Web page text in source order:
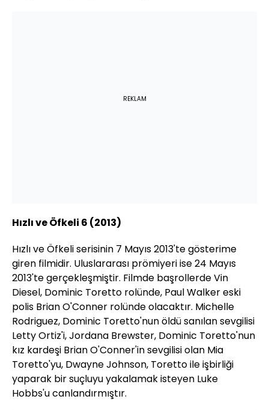
REKLAM
Hızlı ve Öfkeli 6 (2013)
Hızlı ve Öfkeli serisinin 7 Mayıs 2013'te gösterime
giren filmidir. Uluslararası prömiyeri ise 24 Mayıs
2013'te gerçekleşmiştir. Filmde başrollerde Vin
Diesel, Dominic Toretto rolünde, Paul Walker eski
polis Brian O'Conner rolünde olacaktır. Michelle
Rodriguez, Dominic Toretto'nun öldü sanılan sevgilisi
Letty Ortiz'i, Jordana Brewster, Dominic Toretto'nun
kız kardeşi Brian O'Conner'in sevgilisi olan Mia
Toretto'yu, Dwayne Johnson, Toretto ile işbirliği
yaparak bir suçluyu yakalamak isteyen Luke
Hobbs'u canlandırmıştır.